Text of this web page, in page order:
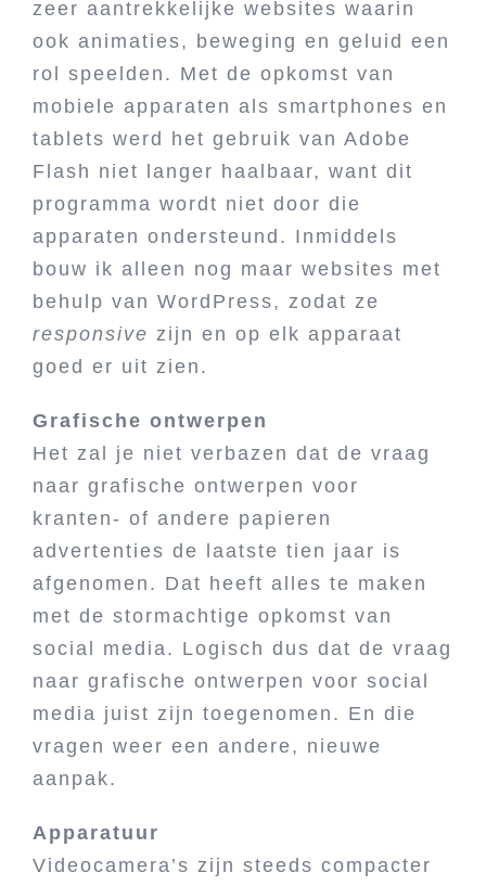
zeer aantrekkelijke websites waarin
ook animaties, beweging en geluid een
rol speelden. Met de opkomst van
mobiele apparaten als smartphones en
tablets werd het gebruik van Adobe
Flash niet langer haalbaar, want dit
programma wordt niet door die
apparaten ondersteund. Inmiddels
bouw ik alleen nog maar websites met
behulp van WordPress, zodat ze
responsive zijn en op elk apparaat
goed er uit zien.
Grafische ontwerpen
Het zal je niet verbazen dat de vraag
naar grafische ontwerpen voor
kranten- of andere papieren
advertenties de laatste tien jaar is
afgenomen. Dat heeft alles te maken
met de stormachtige opkomst van
social media. Logisch dus dat de vraag
naar grafische ontwerpen voor social
media juist zijn toegenomen. En die
vragen weer een andere, nieuwe
aanpak.
Apparatuur
Videocamera’s zijn steeds compacter